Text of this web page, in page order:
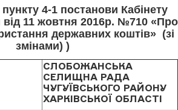
4-1 постанови Кабінету
від 11 жовтня 2016р. №710 «Про
державних коштів» (зі
змінами) )
СЛОБОЖАНСЬКА
СЕЛИЩНА РАДА
ЧУГУЇВСЬКОГО РАЙОНУ
ХАРКІВСЬКОЇ ОБЛАСТІ